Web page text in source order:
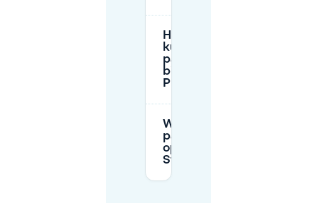
Hoe lang
kun je
parkeren
bij een
P+R?
Wat zijn de
parkeertarieven
op
Stationsplein?